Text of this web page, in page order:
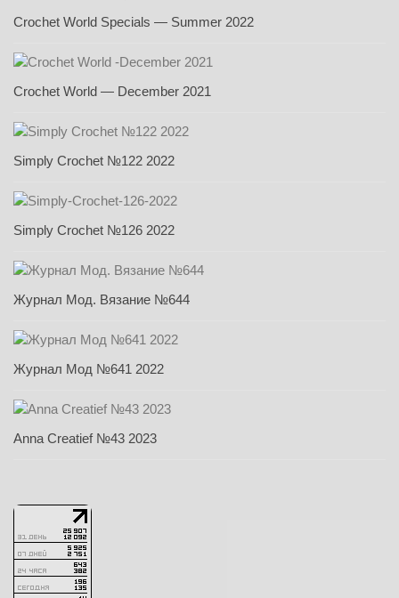
Crochet World Specials — Summer 2022
Crochet World — December 2021
Simply Crochet №122 2022
Simply Crochet №126 2022
Журнал Мод. Вязание №644
Журнал Мод №641 2022
Anna Creatief №43 2023